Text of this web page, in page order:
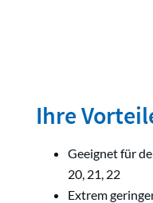
Ihre
Geeignet für
20, 21, 22
Extrem